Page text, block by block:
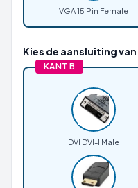
VGA 15 Pin Female
Kies de aansluiting
KANT B
DVI DVI-I Male